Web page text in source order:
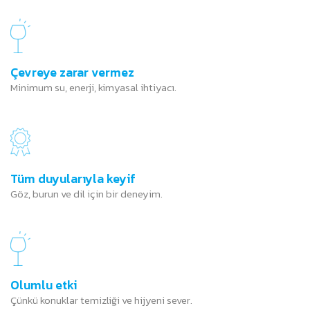
Çevreye zarar vermez
Minimum su, enerji, kimyasal ihtiyacı.
Tüm duyularıyla keyif
Göz, burun ve dil için bir deneyim.
Olumlu etki
Çünkü konuklar temizliği ve hijyeni sever.